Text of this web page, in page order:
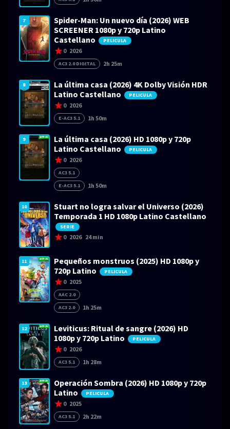
7
Spider-Man: Un nuevo día (2026) WEB
SCREENER 1080p y 720p Latino
Castellano
PELICULA
0 2026
AC3 2.0 DIGITAL 2h 25m
8
La última casa (2026) 4K Dolby Visión HDR
Latino Castellano
PELICULA
0 2026
E-AC3 5.1 1h 50m
9
La última casa (2026) HD 1080p y 720p
Latino Castellano
PELICULA
0 2026
AC3 5.1
E-AC3 5.1
1h 50m
10
Stuart no logra salvar el Universo (2026)
Temporada 1 HD 1080p Latino Castellano
SERIE
0 2026 24 min
11
Pequeños monstruos (2025) HD 1080p y
720p Latino
PELICULA
0 2025
AAC 2.0
AC3 2.0
1h 25m
12
Leviticus: Ritual de sangre (2026) HD
1080p y 720p Latino
PELICULA
0 2026
AC3 5.1 1h 28m
13
Operación Sombra (2026) HD 1080p y 720p
Latino
PELICULA
0 2025
AC3 5.1 2h 22m